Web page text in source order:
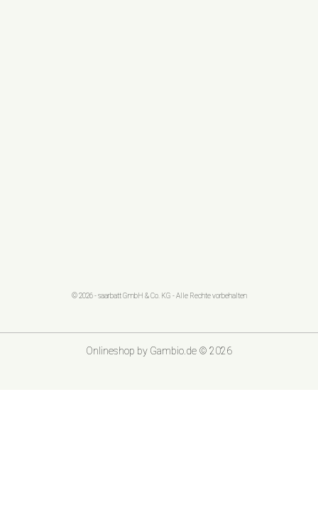
© 2026 - saarbatt GmbH & Co. KG - Alle Rechte vorbehalten
Onlineshop by Gambio.de © 2026